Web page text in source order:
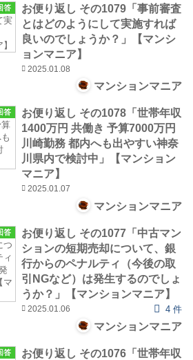
答
お便り返し その1079「事前審査
とはどのようにして実施すれば
良いのでしょうか？」【マンシ
ョンマニア】
2025.01.08
マンションマニア
答
お便り返し その1078「世帯年収
1400万円 共働き 予算7000万円
川崎勤務 都内へも出やすい神奈
川県内で検討中」【マンション
マニア】
2025.01.07
マンションマニア
答
お便り返し その1077「中古マン
ションの短期売却について、銀
行からのペナルティ（今後の取
引NGなど）は発生するのでしょ
うか？」【マンションマニア】
2025.01.06 4 件
マンションマニア
答 お便り返し その1076「世帯年収